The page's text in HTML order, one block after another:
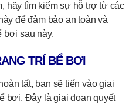
hãy tìm kiếm sự hỗ trợ từ các
để đảm bảo an toàn và
bơi sau này.
TRÍ BỂ BƠI
tất, bạn sẽ tiến vào giai
bơi. Đây là giai đoạn quyết